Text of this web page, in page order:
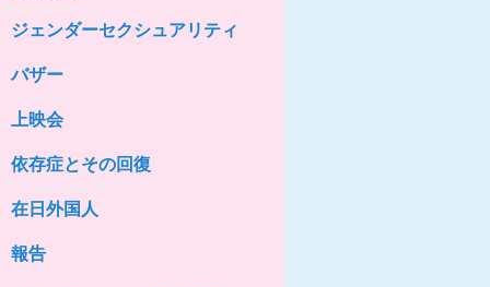
女性の家HELP ネットワークニュー
ス No.81
女性の家HELP ネットワークニュー
女性の家HELP ネットワークニュー
ス No.78
ス No.77
ジェンダーセクシュアリティ
バザー
上映会
依存症とその回復
在日外国人
報告